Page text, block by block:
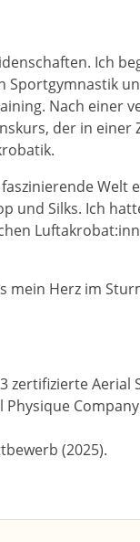
Ich
Nach einer
der in
Welt
und Silks. Ich
mein Herz im
zertifizierte
(2025).